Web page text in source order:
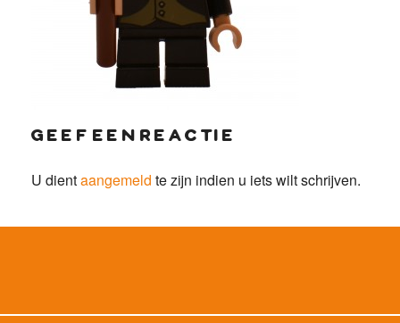
geef een reactie
U dientaangemeld te zijn indien u iets wilt schrijven.